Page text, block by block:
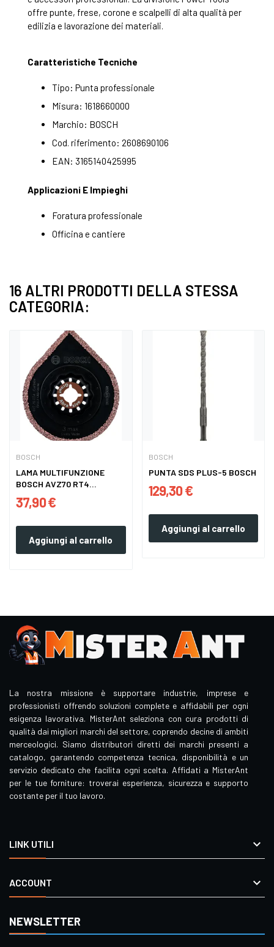
offre punte, frese, corone e scalpelli di alta qualità per
edilizia e lavorazione dei materiali.
Caratteristiche Tecniche
Tipo: Punta professionale
Misura: 1618660000
Marchio: BOSCH
Cod. riferimento: 2608690106
EAN: 3165140425995
Applicazioni E Impieghi
Foratura professionale
Officina e cantiere
16 ALTRI PRODOTTI DELLA STESSA
CATEGORIA:
BOSCH
LAMA MULTIFUNZIONE
BOSCH AVZ70 RT4
CARBIDE...
37,90 €
Aggiungi al carrello
BOSCH
PUNTA SDS PLUS-5 BOSCH
129,30 €
Aggiungi al carrello
La nostra missione è supportare industrie, imprese e
professionisti offrendo soluzioni complete e affidabili per ogni
esigenza lavorativa. MisterAnt seleziona con cura prodotti di
qualità dai migliori marchi del settore, coprendo decine di ambiti
merceologici. Siamo distributori diretti dei marchi presenti a
catalogo, garantendo competenza tecnica, disponibilità e un
servizio dedicato che facilita ogni scelta. Affidati a MisterAnt
per le tue forniture: troverai esperienza, sicurezza e supporto
costante per il tuo lavoro.
LINK UTILI 
ACCOUNT 
NEWSLETTER